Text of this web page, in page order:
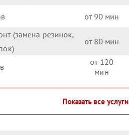
90
(замена резинок,
80
120
Показать все услуги